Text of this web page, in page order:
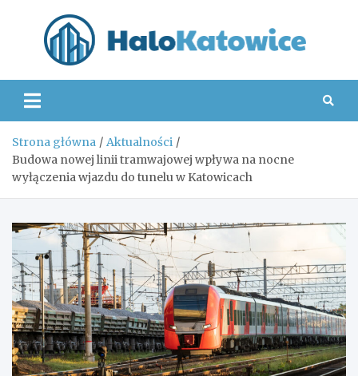
Strona główna
Aktualności
Budowa nowej linii tramwajowej wpływa na nocne
wyłączenia wjazdu do tunelu w Katowicach